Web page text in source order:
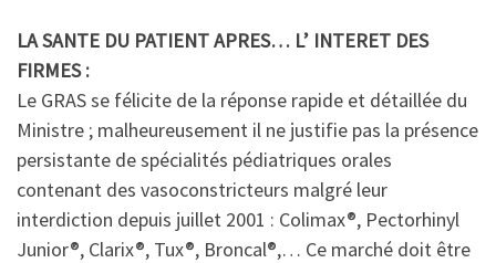
LA SANTE DU PATIENT APRES… L’ INTERET DES
FIRMES :
Le GRAS se félicite de la réponse rapide et détaillée du
Ministre ; malheureusement il ne justifie pas la présence
persistante de spécialités pédiatriques orales
contenant des vasoconstricteurs malgré leur
interdiction depuis juillet 2001 : Colimax®, Pectorhinyl
Junior®, Clarix®, Tux®, Broncal®,… Ce marché doit être